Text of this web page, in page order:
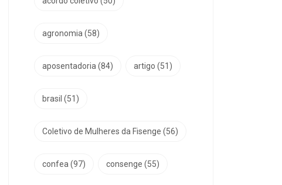
agronomia (58)
aposentadoria (84) artigo (51)
brasil (51)
Coletivo de Mulheres da Fisenge (56)
confea (97) consenge (55)